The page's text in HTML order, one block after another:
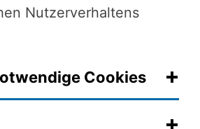
Nutzerverhaltens
Cookies